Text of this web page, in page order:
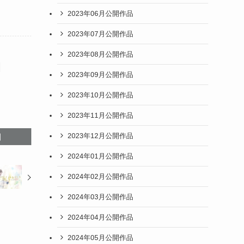
2023年06月公開作品
2023年07月公開作品
2023年08月公開作品
2023年09月公開作品
2023年10月公開作品
2023年11月公開作品
2023年12月公開作品
2024年01月公開作品
2024年02月公開作品
2024年03月公開作品
2024年04月公開作品
2024年05月公開作品